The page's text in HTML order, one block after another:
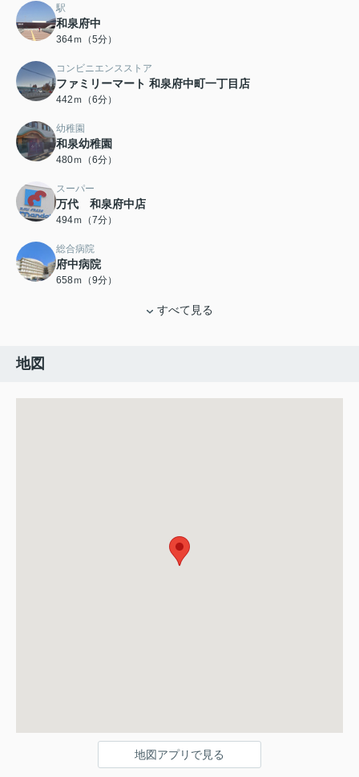
駅
和泉府中
364ｍ（5分）
コンビニエンスストア
ファミリーマート 和泉府中町一丁目店
442ｍ（6分）
幼稚園
和泉幼稚園
480ｍ（6分）
スーパー
万代 和泉府中店
494ｍ（7分）
総合病院
府中病院
658ｍ（9分）
すべて見る
地図
地図アプリで見る